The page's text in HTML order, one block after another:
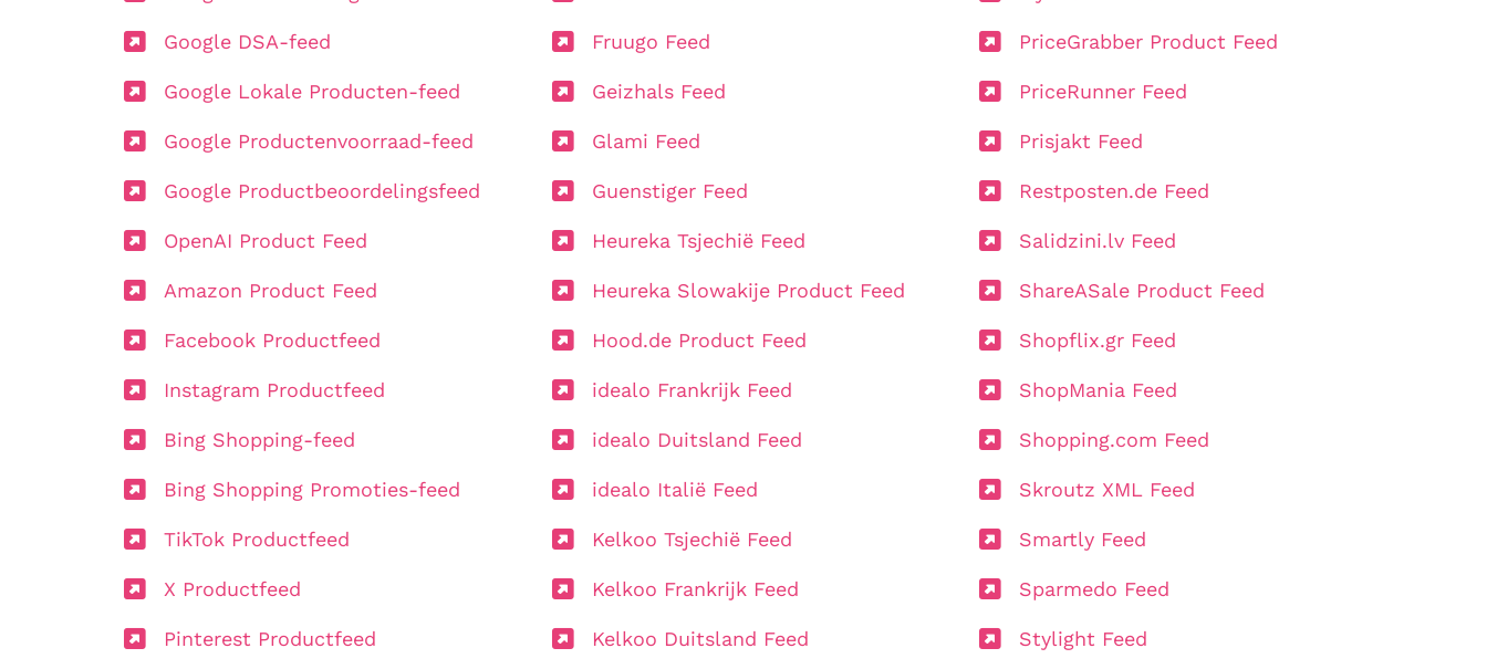
Google DSA-feed
Google Lokale Producten-feed
Google Productenvoorraad-feed
Google Productbeoordelingsfeed
OpenAI Product Feed
Amazon Product Feed
Facebook Productfeed
Instagram Productfeed
Bing Shopping-feed
Bing Shopping Promoties-feed
TikTok Productfeed
X Productfeed
Pinterest Productfeed
Fruugo Feed
Geizhals Feed
Glami Feed
Guenstiger Feed
Heureka Tsjechië Feed
Heureka Slowakije Product Feed
Hood.de Product Feed
idealo Frankrijk Feed
idealo Duitsland Feed
idealo Italië Feed
Kelkoo Tsjechië Feed
Kelkoo Frankrijk Feed
Kelkoo Duitsland Feed
PriceGrabber Product Feed
PriceRunner Feed
Prisjakt Feed
Restposten.de Feed
Salidzini.lv Feed
ShareASale Product Feed
Shopflix.gr Feed
ShopMania Feed
Shopping.com Feed
Skroutz XML Feed
Smartly Feed
Sparmedo Feed
Stylight Feed